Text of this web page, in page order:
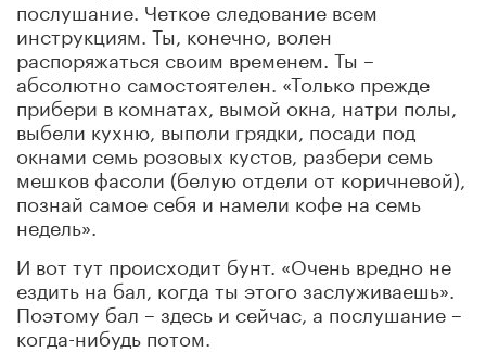
послушание. Четкое следование всем
инструкциям. Ты, конечно, волен
распоряжаться своим временем. Ты –
абсолютно самостоятелен. «Только прежде
прибери в комнатах, вымой окна, натри полы,
выбели кухню, выполи грядки, посади под
окнами семь розовых кустов, разбери семь
мешков фасоли (белую отдели от коричневой),
познай самое себя и намели кофе на семь
недель».
И вот тут происходит бунт. «Очень вредно не
ездить на бал, когда ты этого заслуживаешь».
Поэтому бал – здесь и сейчас, а послушание –
когда-нибудь потом.